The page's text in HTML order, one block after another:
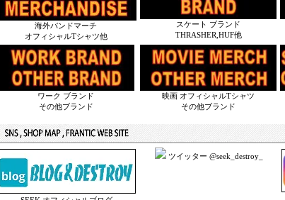
海外バンドマーチ
オフィシャルTシャツ他
スケート ブランド
THRASHER,HUF他
ワーク ブランド
その他ブランド
映画 オフィシャルTシャツ
その他ブランド
ツイッター @seek_destroy_